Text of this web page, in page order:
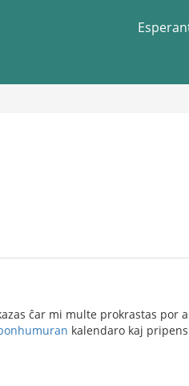
ĉar mi multe prokrastas
kalendaro kaj